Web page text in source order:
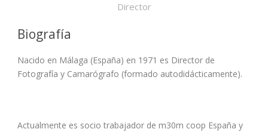
Director
Biografía
Nacido en Málaga (España) en 1971 es Director de
Fotografía y Camarógrafo (formado autodidácticamente).
Actualmente es socio trabajador de m30m coop España y